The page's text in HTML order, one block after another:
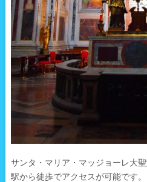
サンタ・マリア・マッジョーレ大
駅から徒歩でアクセスが可能です